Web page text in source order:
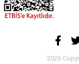
2026